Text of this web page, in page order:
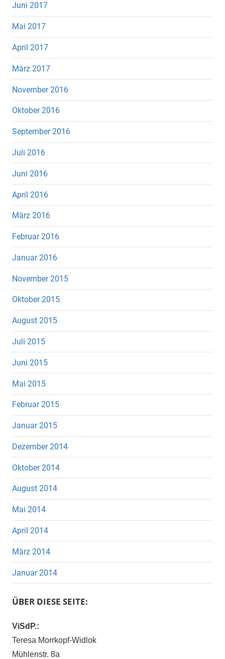
Juni 2017
Mai 2017
April 2017
März 2017
November 2016
Oktober 2016
September 2016
Juli 2016
Juni 2016
April 2016
März 2016
Februar 2016
Januar 2016
November 2015
Oktober 2015
August 2015
Juli 2015
Juni 2015
Mai 2015
Februar 2015
Januar 2015
Dezember 2014
Oktober 2014
August 2014
Mai 2014
April 2014
März 2014
Januar 2014
ÜBER DIESE SEITE:
ViSdP.:
Teresa Morrkopf-Widlok
Mühlenstr. 8a